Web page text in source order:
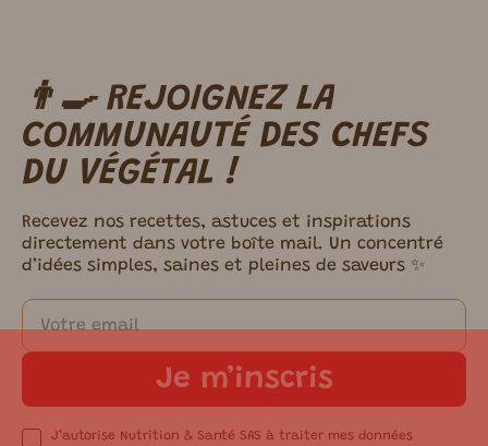
👨‍🍳 REJOIGNEZ LA
COMMUNAUTÉ DES CHEFS
DU VÉGÉTAL !
Recevez nos recettes, astuces et inspirations
directement dans votre boîte mail. Un concentré
d’idées simples, saines et pleines de saveurs ✨
ici.
Je m’inscris
J’autorise Nutrition & Santé SAS à traiter mes données